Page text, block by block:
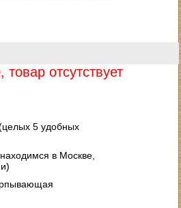
товар отсутствует
5 удобных
в Москве,